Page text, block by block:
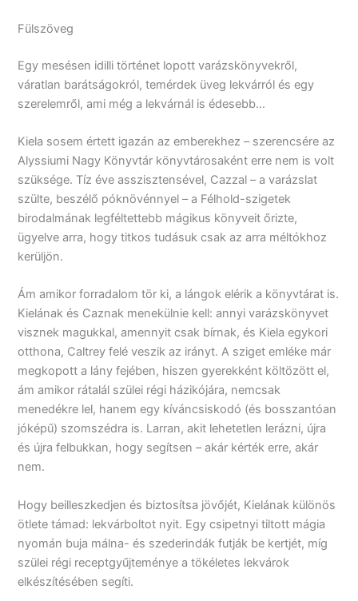
Fülszöveg
Egy mesésen idilli történet lopott varázskönyvekről,
váratlan barátságokról, temérdek üveg lekvárról és egy
szerelemről, ami még a lekvárnál is édesebb…
Kiela sosem értett igazán az emberekhez – szerencsére az
Alyssiumi Nagy Könyvtár könyvtárosaként erre nem is volt
szüksége. Tíz éve asszisztensével, Cazzal – a varázslat
szülte, beszélő póknövénnyel – a Félhold-szigetek
birodalmának legféltettebb mágikus könyveit őrizte,
ügyelve arra, hogy titkos tudásuk csak az arra méltókhoz
kerüljön.
Ám amikor forradalom tör ki, a lángok elérik a könyvtárat is.
Kielának és Caznak menekülnie kell: annyi varázskönyvet
visznek magukkal, amennyit csak bírnak, és Kiela egykori
otthona, Caltrey felé veszik az irányt. A sziget emléke már
megkopott a lány fejében, hiszen gyerekként költözött el,
ám amikor rátalál szülei régi házikójára, nemcsak
menedékre lel, hanem egy kíváncsiskodó (és bosszantóan
jóképű) szomszédra is. Larran, akit lehetetlen lerázni, újra
és újra felbukkan, hogy segítsen – akár kérték erre, akár
nem.
Hogy beilleszkedjen és biztosítsa jövőjét, Kielának különös
ötlete támad: lekvárboltot nyit. Egy csipetnyi tiltott mágia
nyomán buja málna- és szederindák futják be kertjét, míg
szülei régi receptgyűjteménye a tökéletes lekvárok
elkészítésében segíti.